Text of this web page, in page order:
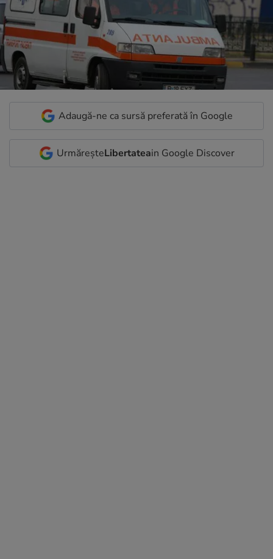
Adaugă-ne ca sursă preferată în Google
UrmăreșteLibertateain Google Discover